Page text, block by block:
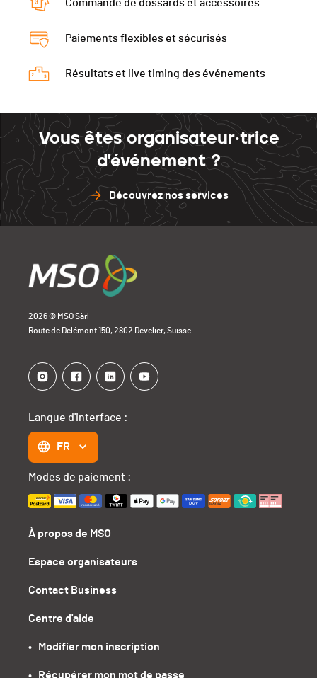
Commande de dossards et accessoires
Paiements flexibles et sécurisés
Résultats et live timing des événements
Vous êtes organisateur·trice
d'événement ?
Découvrez nos services
2026 © MSO Sàrl
Route de Delémont 150, 2802 Develier, Suisse
À propos de MSO
Espace organisateurs
Contact Business
Centre d'aide
•   Modifier mon inscription
•   Récupérer mon mot de passe
Langue d'interface :
FR
Modes de paiement :